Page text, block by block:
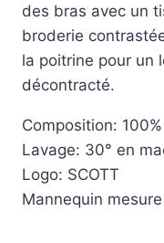
des bras avec un
broderie
la poitrine pour un
décontracté.
Composition:
Lavage: 30° en
Logo: SCOTT
Mannequin